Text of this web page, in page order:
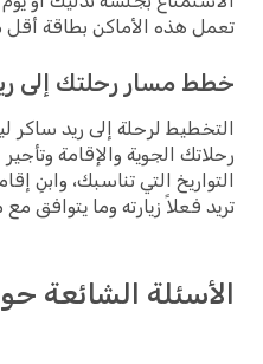
تعمل هذه الأماكن بطاقة أقل
خطط مسار رحلتك إلى
رحلاتك الجوية والإقامة
التواريخ التي تناسبك، وابنِ
تريد فعلاً زيارته وما يتوافق مع
الأسئلة الشائعة